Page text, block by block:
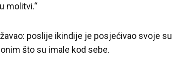
molitvi.“
poslije ikindije je posjećivao svoje
što su imale kod sebe.